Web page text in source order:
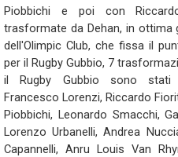
Piobbichi e poi con
trasformate da Dehan, in ottima
dell'Olimpic Club, che fissa il
per il Rugby Gubbio, 7
il Rugby Gubbio sono stati
Francesco Lorenzi, Riccardo
Piobbichi, Leonardo Smacchi,
Lorenzo Urbanelli, Andrea
Capannelli, Anru Louis Van